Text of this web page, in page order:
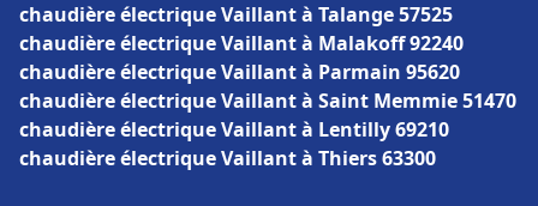
chaudière électrique Vaillant à Talange 57525
chaudière électrique Vaillant à Malakoff 92240
chaudière électrique Vaillant à Parmain 95620
chaudière électrique Vaillant à Saint Memmie 51470
chaudière électrique Vaillant à Lentilly 69210
chaudière électrique Vaillant à Thiers 63300